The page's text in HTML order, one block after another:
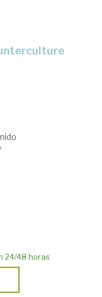
24/48 horas